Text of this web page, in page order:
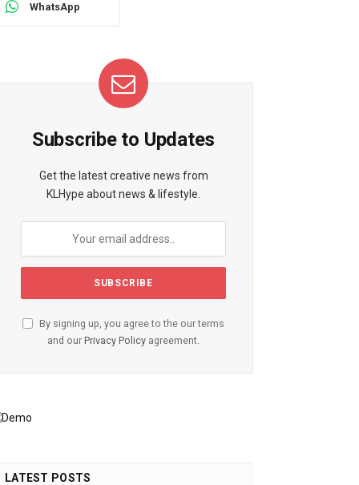
WhatsApp
Subscribe to Updates
Get the latest creative news from
KLHype about news & lifestyle.
By signing up, you agree to the our terms
and our Privacy Policy agreement.
LATEST POSTS